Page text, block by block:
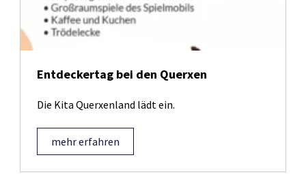
Entdeckertag bei den Querxen
Die Kita Querxenland lädt ein.
mehr erfahren